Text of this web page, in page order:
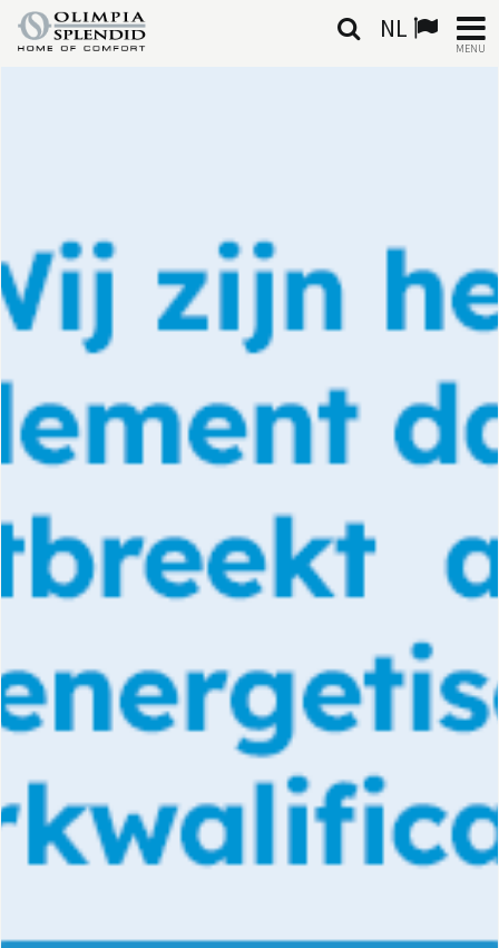
NL
MENU
VERWARMING
LUCHTBEHANDELING
CONTACTEN
DOCUMENTATIE PRODUCTEN